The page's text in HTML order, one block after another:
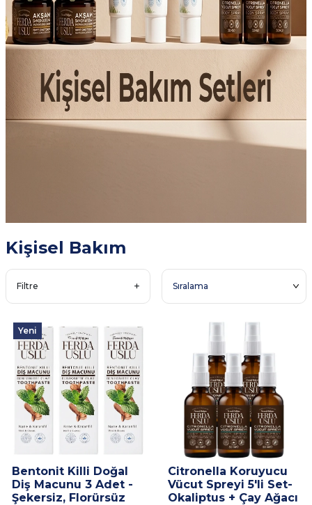
Kişisel Bakım
Filtre
Yeni
Bentonit Killi Doğal
Diş Macunu 3 Adet -
Şekersiz, Florürsüz
Citronella Koruyucu
Vücut Spreyi 5'li Set-
Okaliptus + Çay Ağacı